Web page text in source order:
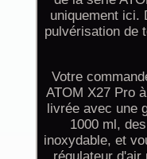
uniquement ici.
pulvérisation de
Votre
ATOM X27 Pro
livrée avec une
1000 ml,
inoxydable, et